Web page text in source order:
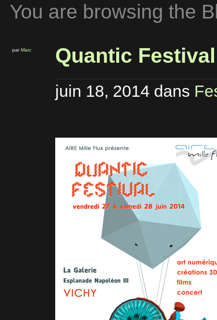
You are browsing the
parMarc Quantic
juin 18, 2014 dans